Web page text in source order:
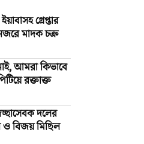
গ্রেপ্তার
মাদক চক্র
আমরা কিভাবে
রক্তাক্ত
দলের
ও বিজয় মিছিল